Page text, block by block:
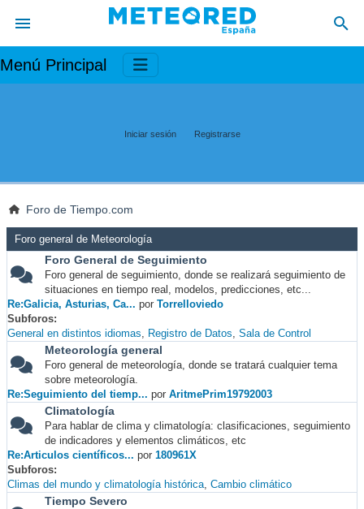
Menú Principal
Iniciar sesión Registrarse
Foro de Tiempo.com
Foro general de Meteorología
Foro General de Seguimiento
Foro general de seguimiento, donde se realizará seguimiento de
situaciones en tiempo real, modelos, predicciones, etc...
Re:Galicia, Asturias, Ca... por Torrelloviedo
Subforos
General en distintos idiomas
Registro de Datos Sala de Control
Meteorología general
Foro general de meteorología, donde se tratará cualquier tema
sobre meteorología.
Re:Seguimiento del tiemp... por AritmePrim19792003
Climatología
Para hablar de clima y climatología: clasificaciones, seguimiento
de indicadores y elementos climáticos, etc
Re:Articulos científicos... por 180961X
Subforos
Climas del mundo y climatología histórica Cambio climático
Tiempo Severo